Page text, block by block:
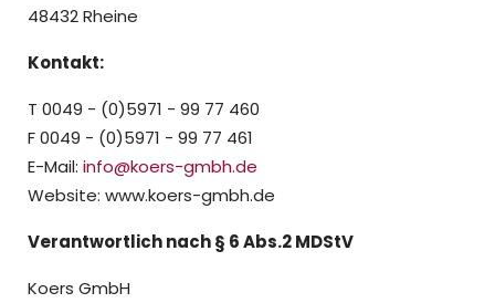
48432 Rheine
Kontakt:
T 0049 - (0)5971 - 99 77 460
F 0049 - (0)5971 - 99 77 461
E-Mail: info@koers-gmbh.de
Website: www.koers-gmbh.de
Verantwortlich nach § 6 Abs.2 MDStV
Koers GmbH